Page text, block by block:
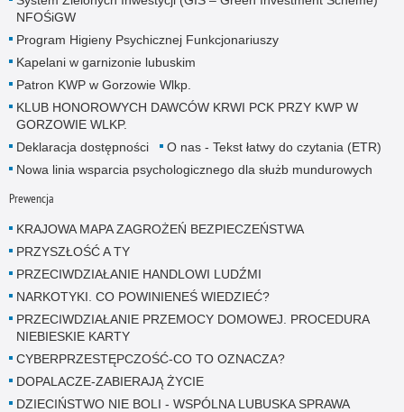
NFOŚiGW
Program Higieny Psychicznej Funkcjonariuszy
Kapelani w garnizonie lubuskim
Patron KWP w Gorzowie Wlkp.
KLUB HONOROWYCH DAWCÓW KRWI PCK PRZY KWP W
GORZOWIE WLKP.
Deklaracja dostępności
O nas - Tekst łatwy do czytania (ETR)
Nowa linia wsparcia psychologicznego dla służb mundurowych
Prewencja
KRAJOWA MAPA ZAGROŻEŃ BEZPIECZEŃSTWA
PRZYSZŁOŚĆ A TY
PRZECIWDZIAŁANIE HANDLOWI LUDŹMI
NARKOTYKI. CO POWINIENEŚ WIEDZIEĆ?
PRZECIWDZIAŁANIE PRZEMOCY DOMOWEJ. PROCEDURA
NIEBIESKIE KARTY
CYBERPRZESTĘPCZOŚĆ-CO TO OZNACZA?
DOPALACZE-ZABIERAJĄ ŻYCIE
DZIECIŃSTWO NIE BOLI - WSPÓLNA LUBUSKA SPRAWA